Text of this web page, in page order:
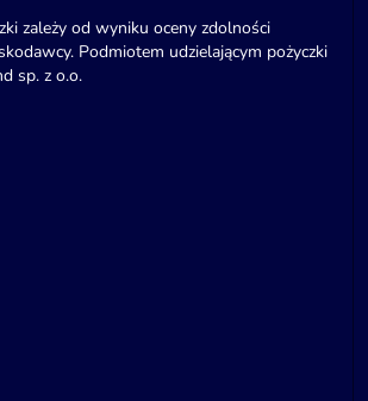
zależy od wyniku oceny zdolności
Podmiotem udzielającym pożyczki
sp. z o.o.